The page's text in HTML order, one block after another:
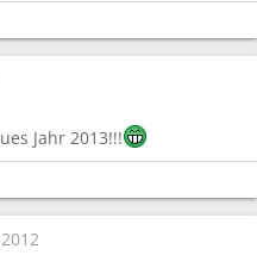
Jahr 2013!!!